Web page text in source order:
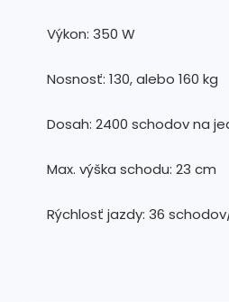
Výkon: 350 W
Nosnosť: 130, alebo 160 kg
Dosah: 2400 schodov na
Max. výška schodu: 23 cm
Rýchlosť jazdy: 36